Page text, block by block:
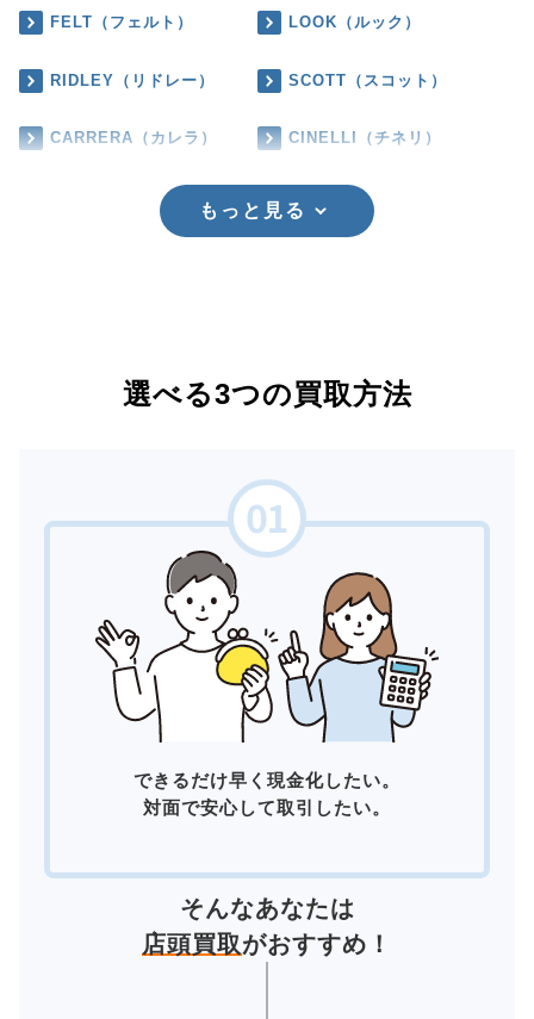
FELT（フェルト） LOOK（ルック）
RIDLEY（リドレー） SCOTT（スコット）
CARRERA（カレラ） CINELLI（チネリ）
もっと見る
選べる3つの買取方法
できるだけ早く現金化したい。
対面で安心して取引したい。
そんなあなたは
店頭買取がおすすめ！